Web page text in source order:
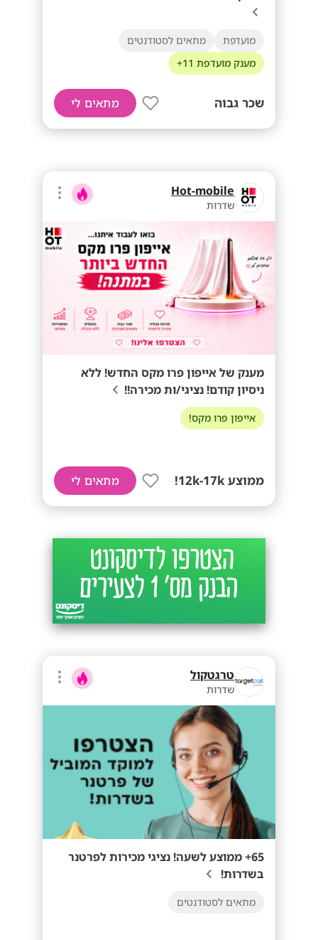
מועדפת
מתאים לסטודנטים
מענק מועדפת 11+
שכר גבוה מתאים לי
Hot-mobile
שדרות
מענק של אייפון פרו מקס החדש! ללא
ניסיון קודם! נציגי/ות מכירה!!
אייפון פרו מקס!
ממוצע 12k-17k! מתאים לי
טרגטקול
שדרות
65+ ממוצע לשעה! נציגי מכירות לפרטנר
בשדרות!
מתאים לסטודנטים